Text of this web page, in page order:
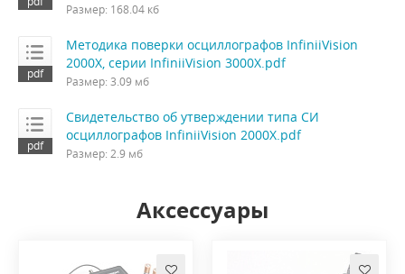
Размер: 168.04 кб
Методика поверки осциллографов InfiniiVision
2000X, серии InfiniiVision 3000X.pdf
Размер: 3.09 мб
Свидетельство об утверждении типа СИ
осциллографов InfiniiVision 2000X.pdf
Размер: 2.9 мб
Аксессуары